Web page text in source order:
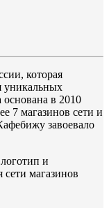
которая
уникальных
в 2010
7 магазинов сети и
завоевало
и
магазинов